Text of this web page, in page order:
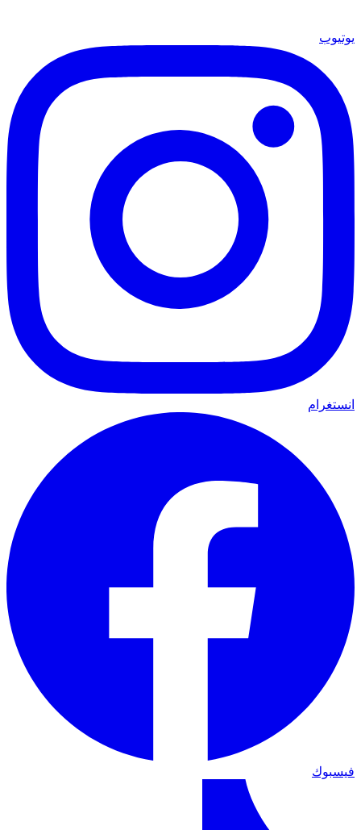
يوتيوب
انستغرام
فيسبوك